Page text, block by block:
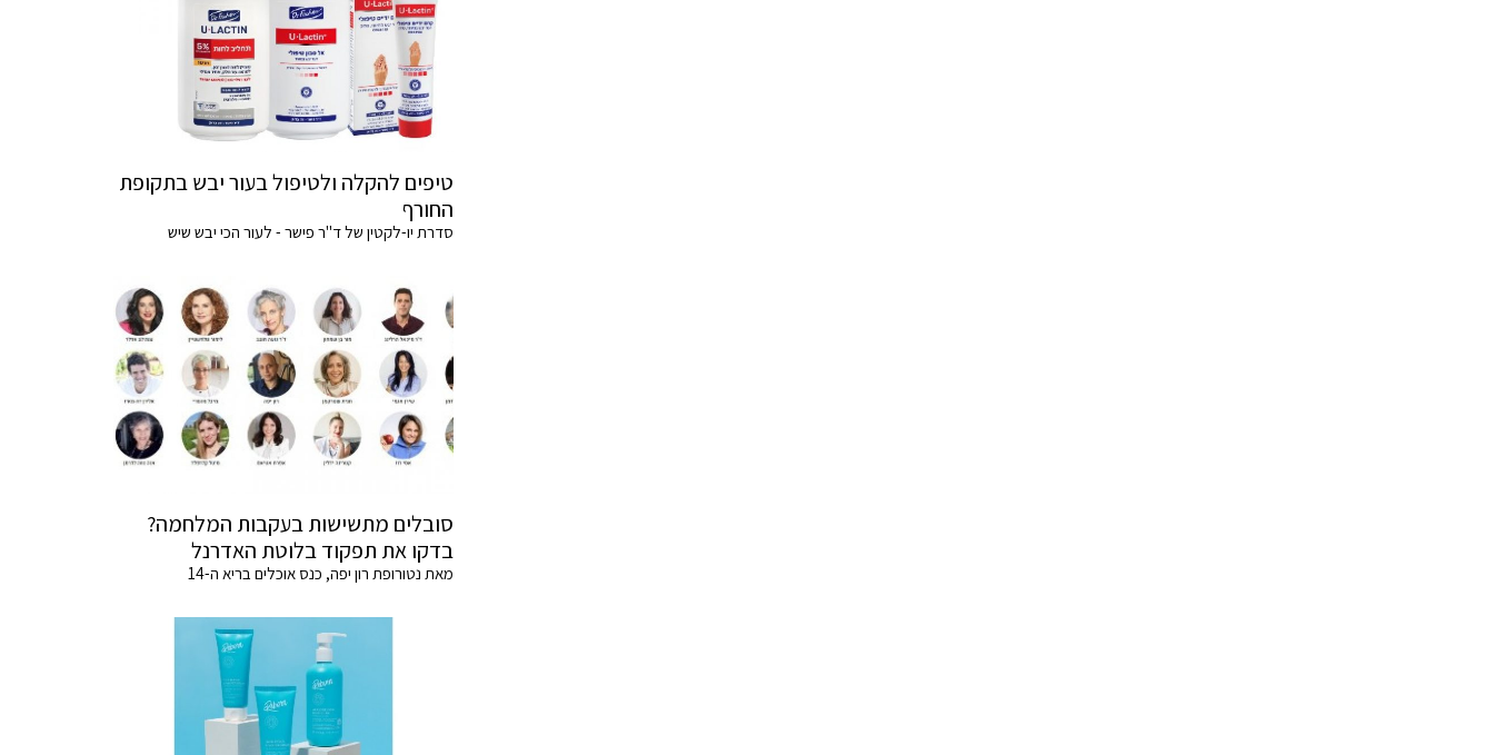
טיפים להקלה ולטיפול בעור יבש בתקופת
החורף
סדרת יו-לקטין של ד"ר פישר - לעור הכי יבש שיש
סובלים מתשישות בעקבות המלחמה?
בדקו את תפקוד בלוטת האדרנל
מאת נטורופת רון יפה, כנס אוכלים בריא ה-14